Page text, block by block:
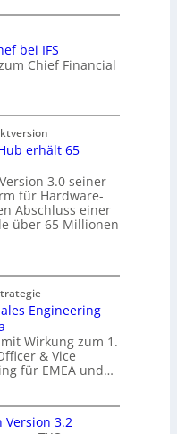
bei IFS
Chief Financial
erhält 65
3.0 seiner
für Hardware-
Abschluss einer
über 65 Millionen
Engineering
Wirkung zum 1.
& Vice
für EMEA und…
Version 3.2